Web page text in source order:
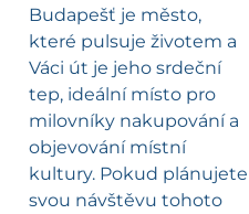
Budapešť je město,
které pulsuje životem a
Váci út je jeho srdeční
tep, ideální místo pro
milovníky nakupování a
objevování místní
kultury. Pokud plánujete
svou návštěvu tohoto